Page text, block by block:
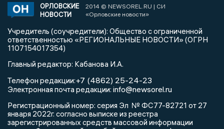
ОРЛОВСКИЕ
НОВОСТИ
2014 © NEWSOREL.RU | СИ
«Орловские новости»
Учредитель (соучредители): Общество с ограниченной
ответственностью «РЕГИОНАЛЬНЫЕ НОВОСТИ» (ОГРН
1107154017354)
Главный редактор: Кабанова И.А.
Телефон редакции:+7 (4862) 25-24-23
Электронная почта редакции: info@newsorel.ru
Регистрационный номер: серия Эл № ФС77-82721 от 27
января 2022г. согласно выписке из реестра
зарегистрированных средств массовой информации